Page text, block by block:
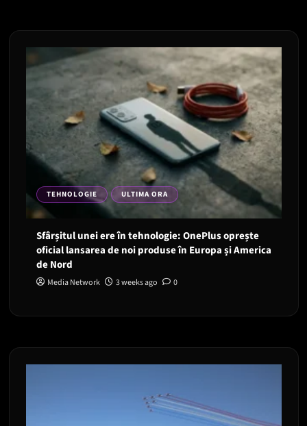
TEHNOLOGIE ULTIMA ORA
Sfârșitul unei ere în tehnologie: OnePlus oprește
oficial lansarea de noi produse în Europa și America
de Nord
Media Network 3 weeks ago 0